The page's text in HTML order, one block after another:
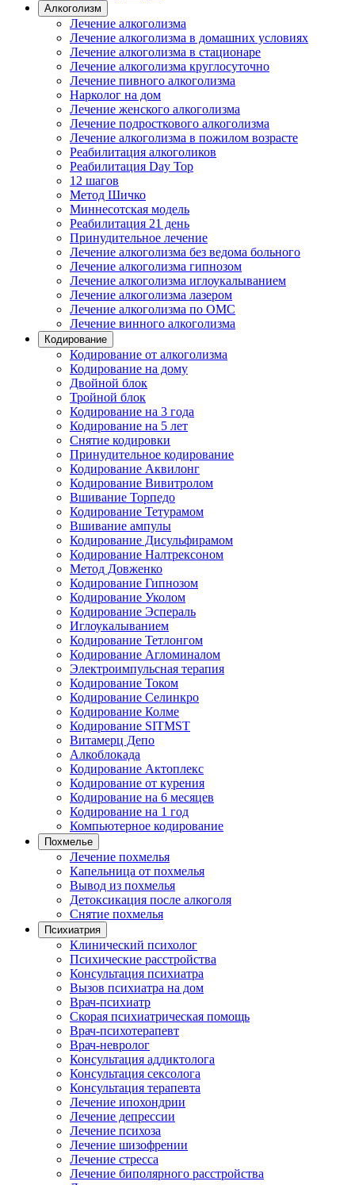
Алкоголизм
Лечение алкоголизма
Лечение алкоголизма в домашних условиях
Лечение алкоголизма в стационаре
Лечение алкоголизма круглосуточно
Лечение пивного алкоголизма
Нарколог на дом
Лечение женского алкоголизма
Лечение подросткового алкоголизма
Лечение алкоголизма в пожилом возрасте
Реабилитация алкоголиков
Реабилитация Day Top
12 шагов
Метод Шичко
Миннесотская модель
Реабилитация 21 день
Принудительное лечение
Лечение алкоголизма без ведома больного
Лечение алкоголизма гипнозом
Лечение алкоголизма иглоукалыванием
Лечение алкоголизма лазером
Лечение алкоголизма по ОМС
Лечение винного алкоголизма
Кодирование
Кодирование от алкоголизма
Кодирование на дому
Двойной блок
Тройной блок
Кодирование на 3 года
Кодирование на 5 лет
Снятие кодировки
Принудительное кодирование
Кодирование Аквилонг
Кодирование Вивитролом
Вшивание Торпедо
Кодирование Тетурамом
Вшивание ампулы
Кодирование Дисульфирамом
Кодирование Налтрексоном
Метод Довженко
Кодирование Гипнозом
Кодирование Уколом
Кодирование Эспераль
Иглоукалыванием
Кодирование Тетлонгом
Кодирование Агломиналом
Электроимпульсная терапия
Кодирование Током
Кодирование Селинкро
Кодирование Колме
Кодирование SITMST
Витамерц Депо
Алкоблокада
Кодирование Актоплекс
Кодирование от курения
Кодирование на 6 месяцев
Кодирование на 1 год
Компьютерное кодирование
Похмелье
Лечение похмелья
Капельница от похмелья
Вывод из похмелья
Детоксикация после алкоголя
Снятие похмелья
Психиатрия
Клинический психолог
Психические расстройства
Консультация психиатра
Вызов психиатра на дом
Врач-психиатр
Скорая психиатрическая помощь
Врач-психотерапевт
Врач-невролог
Консультация аддиктолога
Консультация сексолога
Консультация терапевта
Лечение ипохондрии
Лечение депрессии
Лечение психоза
Лечение шизофрении
Лечение стресса
Лечение биполярного расстройства